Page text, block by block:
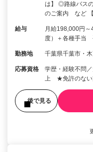
は】 ◎路線バス
のご案内 など
給与
月給198,000円
度）＋各種手当
勤務地 千葉県千葉市・
応募資格
学歴・経験不問
上 ★免許のない
後で見る